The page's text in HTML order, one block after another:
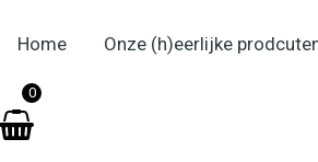
Home Onze (h)eerlijke
0